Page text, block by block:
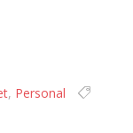
, Personal